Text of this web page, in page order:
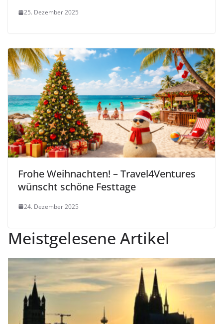
25. Dezember 2025
Frohe Weihnachten! – Travel4Ventures
wünscht schöne Festtage
24. Dezember 2025
Meistgelesene Artikel